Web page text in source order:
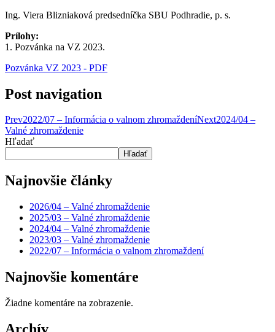
Ing. Viera Blizniaková predsedníčka SBU Podhradie, p. s.
Prílohy:
1. Pozvánka na VZ 2023.
Pozvánka VZ 2023 - PDF
Post navigation
Prev2022/07 – Informácia o valnom zhromaždeníNext2024/04 –
Valné zhromaždenie
Hľadať
Hľadať
Najnovšie články
2026/04 – Valné zhromaždenie
2025/03 – Valné zhromaždenie
2024/04 – Valné zhromaždenie
2023/03 – Valné zhromaždenie
2022/07 – Informácia o valnom zhromaždení
Najnovšie komentáre
Žiadne komentáre na zobrazenie.